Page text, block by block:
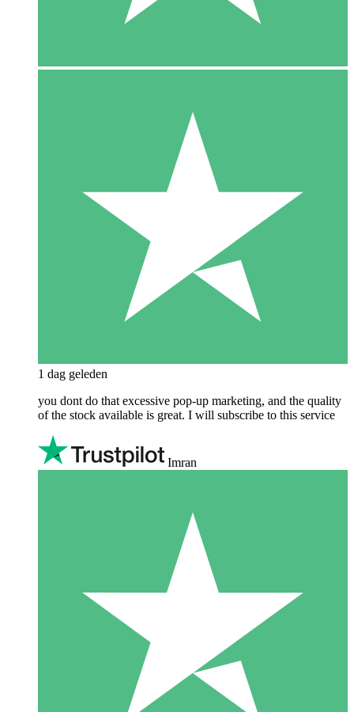
1 dag geleden
you dont do that excessive pop-up marketing, and the quality
of the stock available is great. I will subscribe to this service
Imran